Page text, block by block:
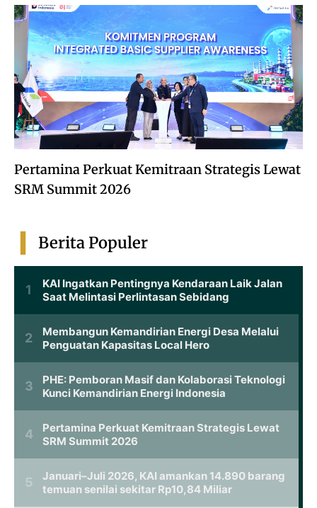
Pertamina Perkuat Kemitraan Strategis Lewat
SRM Summit 2026
Berita Populer